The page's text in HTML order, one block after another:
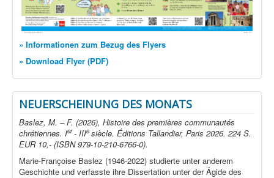
» Informationen zum Bezug des Flyers
» Download Flyer (PDF)
NEUERSCHEINUNG DES MONATS
Baslez, M. – F. (2026), Histoire des premières communautés
chrétiennes. Ier- IIIe siècle. Éditions Tallandier, Paris 2026. 224 S.
EUR 10,- (ISBN 979-10-210-6766-0).
Marie-Françoise Baslez (1946-2022) studierte unter anderem
Geschichte und verfasste ihre Dissertation unter der Ägide des